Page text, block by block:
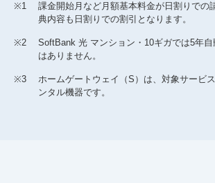
※1
課金開始月など月額基本料金が日割りでの
典内容も日割りでの割引となります。
※2
SoftBank 光 マンション・10ギガでは5年
はありません。
※3
ホームゲートウェイ（S）は、対象サービ
ンタル機器です。